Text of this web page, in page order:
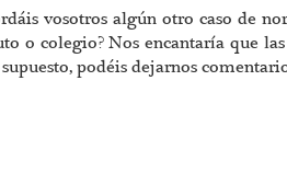
vosotros algún otro caso de
o colegio? Nos encantaría que
podéis dejarnos